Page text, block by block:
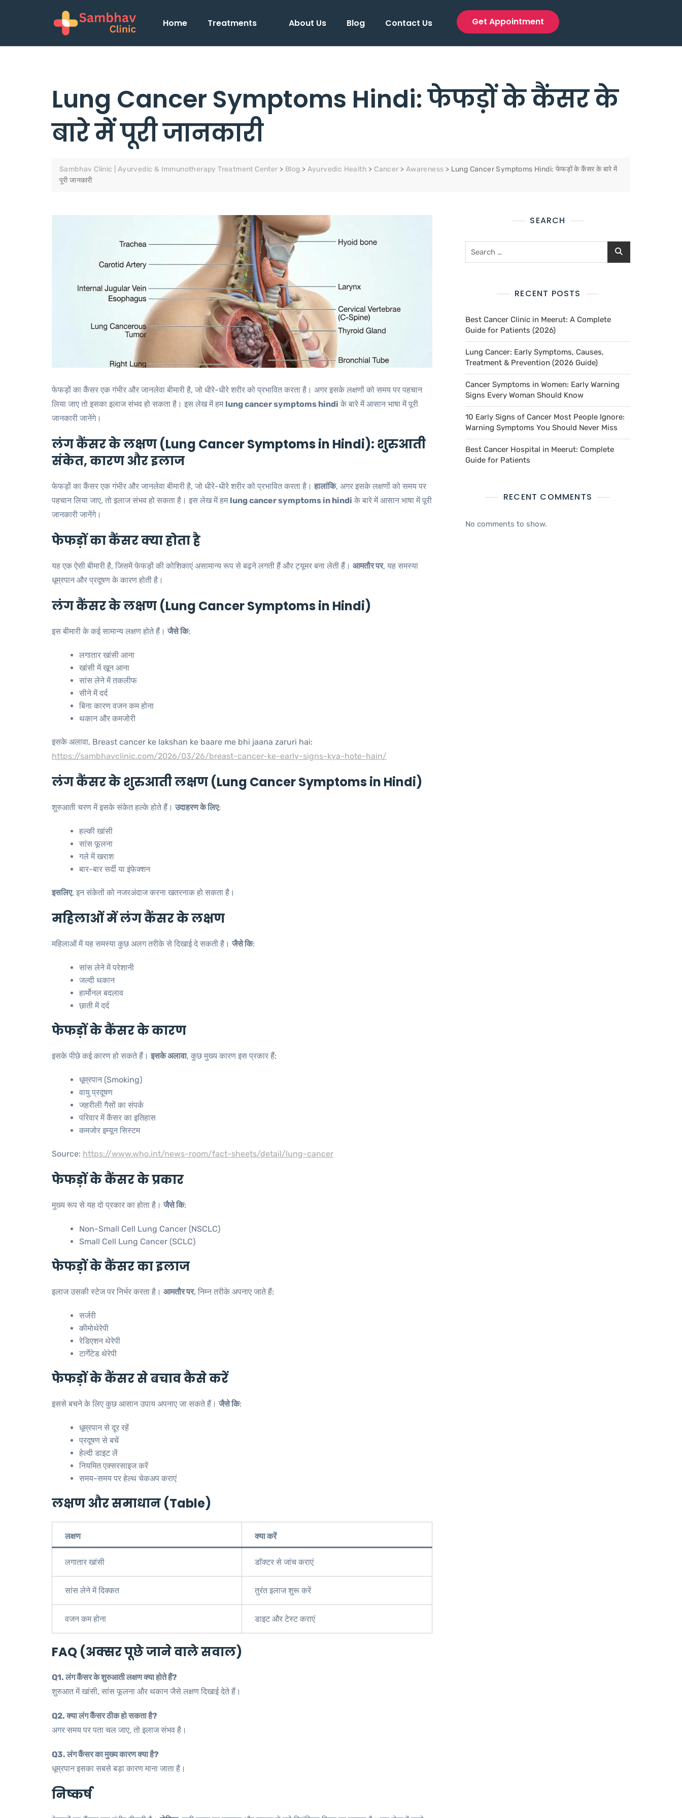
Home Treatments About Us Blog Contact Us Get Appointment
Lung Cancer Symptoms Hindi: फेफड़ों के कैंसर के
बारे में पूरी जानकारी
Sambhav Clinic | Ayurvedic & Immunotherapy Treatment Center > Blog > Ayurvedic Health > Cancer > Awareness > Lung Cancer Symptoms Hindi: फेफड़ों के कैंसर के बारे में
पूरी जानकारी
फेफड़ों का कैंसर एक गंभीर और जानलेवा बीमारी है, जो धीरे-धीरे शरीर को प्रभावित करता है। अगर इसके लक्षणों को समय पर पहचान
लिया जाए तो इसका इलाज संभव हो सकता है। इस लेख में हम lung cancer symptoms hindi के बारे में आसान भाषा में पूरी
जानकारी जानेंगे।
लंग कैंसर के लक्षण (Lung Cancer Symptoms in Hindi): शुरुआती
संकेत, कारण और इलाज
फेफड़ों का कैंसर एक गंभीर और जानलेवा बीमारी है, जो धीरे-धीरे शरीर को प्रभावित करता है।हालांकि, अगर इसके लक्षणों को समय पर
पहचान लिया जाए, तो इलाज संभव हो सकता है। इस लेख में हम lung cancer symptoms in hindi के बारे में आसान भाषा में पूरी
जानकारी जानेंगे।
फेफड़ों का कैंसर क्या होता है
यह एक ऐसी बीमारी है, जिसमें फेफड़ों की कोशिकाएं असामान्य रूप से बढ़ने लगती हैं और ट्यूमर बना लेती हैं। आमतौर पर, यह समस्या
धूम्रपान और प्रदूषण के कारण होती है।
लंग कैंसर के लक्षण (Lung Cancer Symptoms in Hindi)
इस बीमारी के कई सामान्य लक्षण होते हैं।जैसे कि:
लगातार खांसी आना
खांसी में खून आना
सांस लेने में तकलीफ
सीने में दर्द
बिना कारण वजन कम होना
थकान और कमजोरी
इसके अलावा, Breast cancer ke lakshan ke baare me bhi jaana zaruri hai:
https://sambhavclinic.com/2026/03/26/breast-cancer-ke-early-signs-kya-hote-hain/
लंग कैंसर के शुरुआती लक्षण (Lung Cancer Symptoms in Hindi)
शुरुआती चरण में इसके संकेत हल्के होते हैं।उदाहरण के लिए:
हल्की खांसी
सांस फूलना
गले में खराश
बार-बार सर्दी या इंफेक्शन
इसलिए, इन संकेतों को नजरअंदाज करना खतरनाक हो सकता है।
महिलाओं में लंग कैंसर के लक्षण
महिलाओं में यह समस्या कुछ अलग तरीके से दिखाई दे सकती है।जैसे कि:
सांस लेने में परेशानी
जल्दी थकान
हार्मोनल बदलाव
छाती में दर्द
फेफड़ों के कैंसर के कारण
इसके पीछे कई कारण हो सकते हैं।इसके अलावा, कुछ मुख्य कारण इस प्रकार हैं:
धूम्रपान (Smoking)
वायु प्रदूषण
जहरीली गैसों का संपर्क
परिवार में कैंसर का इतिहास
कमजोर इम्यून सिस्टम
Source: https://www.who.int/news-room/fact-sheets/detail/lung-cancer
फेफड़ों के कैंसर के प्रकार
मुख्य रूप से यह दो प्रकार का होता है।जैसे कि:
Non-Small Cell Lung Cancer (NSCLC)
Small Cell Lung Cancer (SCLC)
फेफड़ों के कैंसर का इलाज
इलाज उसकी स्टेज पर निर्भर करता है। आमतौर पर, निम्न तरीके अपनाए जाते हैं:
सर्जरी
कीमोथेरेपी
रेडिएशन थेरेपी
टार्गेटेड थेरेपी
फेफड़ों के कैंसर से बचाव कैसे करें
इससे बचने के लिए कुछ आसान उपाय अपनाए जा सकते हैं।जैसे कि:
धूम्रपान से दूर रहें
प्रदूषण से बचें
हेल्दी डाइट लें
नियमित एक्सरसाइज करें
समय-समय पर हेल्थ चेकअप कराएं
लक्षण और समाधान (Table)
लक्षण क्या करें
लगातार खांसी डॉक्टर से जांच कराएं
सांस लेने में दिक्कत तुरंत इलाज शुरू करें
वजन कम होना डाइट और टेस्ट कराएं
FAQ (अक्सर पूछे जाने वाले सवाल)
Q1. लंग कैंसर के शुरुआती लक्षण क्या होते हैं?
शुरुआत में खांसी, सांस फूलना और थकान जैसे लक्षण दिखाई देते हैं।
Q2. क्या लंग कैंसर ठीक हो सकता है?
अगर समय पर पता चल जाए, तो इलाज संभव है।
Q3. लंग कैंसर का मुख्य कारण क्या है?
धूम्रपान इसका सबसे बड़ा कारण माना जाता है।
निष्कर्ष
SEARCH
RECENT POSTS
Best Cancer Clinic in Meerut: A Complete
Guide for Patients (2026)
Lung Cancer: Early Symptoms, Causes,
Treatment & Prevention (2026 Guide)
Cancer Symptoms in Women: Early Warning
Signs Every Woman Should Know
10 Early Signs of Cancer Most People Ignore:
Warning Symptoms You Should Never Miss
Best Cancer Hospital in Meerut: Complete
Guide for Patients
RECENT COMMENTS
No comments to show.